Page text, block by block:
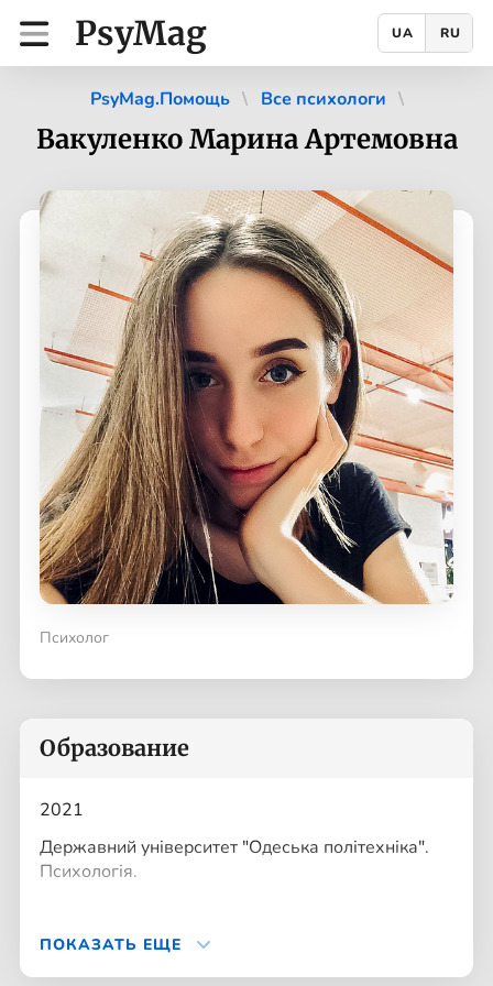
PsyMag UA RU
PsyMag.Помощь Все психологи
Вакуленко Марина Артемовна
Психолог
Образование
2021
Державний університет "Одеська політехніка".
Психологія.
ПОКАЗАТЬ ЕЩЕ